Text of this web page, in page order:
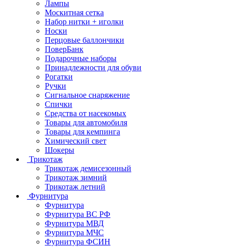
Лампы
Москитная сетка
Набор нитки + иголки
Носки
Перцовые баллончики
ПоверБанк
Подарочные наборы
Принадлежности для обуви
Рогатки
Ручки
Сигнальное снаряжение
Спички
Средства от насекомых
Товары для автомобиля
Товары для кемпинга
Химический свет
Шокеры
Трикотаж
Трикотаж демисезонный
Трикотаж зимний
Трикотаж летний
Фурнитура
Фурнитура
Фурнитура ВС РФ
Фурнитура МВД
Фурнитура МЧС
Фурнитура ФСИН